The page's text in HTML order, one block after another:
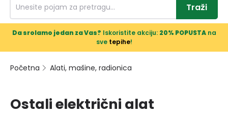
Traži
Da srolamo jedan za Vas? Iskoristite akciju: 20% POPUSTAna
sve tepihe!
Početna Alati, mašine, radionica
Ostali električni alat